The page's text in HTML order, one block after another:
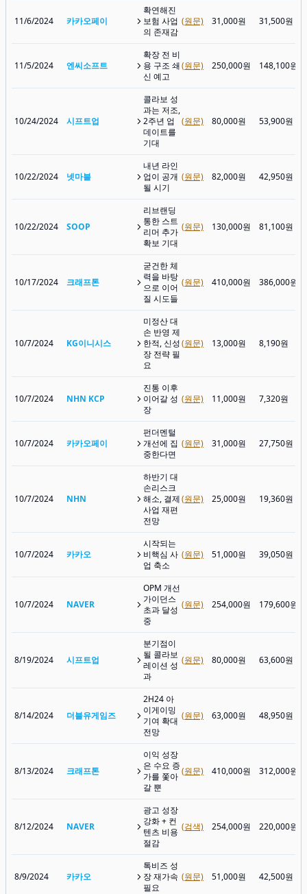
11/6/2024 카카오페이
확연해진
보험 사업
의 존재감
(원문) 31,000원 31,500원
11/5/2024 엔씨소프트
확장 전 비
용 구조 쇄
신 예고
(원문) 250,000원 148,100원
10/24/2024 시프트업
콜라보 성
과는 저조,
2주년 업
데이트를
기대
(원문) 80,000원 53,900원
10/22/2024 넷마블
내년 라인
업이 공개
될 시기
(원문) 82,000원 42,950원
10/22/2024 SOOP
리브랜딩
통한 스트
리머 추가
확보 기대
(원문) 130,000원 81,100원
10/17/2024 크래프톤
굳건한 체
력을 바탕
으로 이어
질 시도들
(원문) 410,000원 386,000원
10/7/2024 KG이니시스
미정산 대
손 반영 제
한적, 신성
장 전략 필
요
(원문) 13,000원 8,190원
10/7/2024 NHN KCP
진통 이후
이어갈 성
장
(원문) 11,000원 7,320원
10/7/2024 카카오페이
펀더멘털
개선에 집
중한다면
(원문) 31,000원 27,750원
10/7/2024 NHN
하반기 대
손리스크
해소, 결제
사업 재편
전망
(원문) 25,000원 19,360원
10/7/2024 카카오
시작되는
비핵심 사
업 축소
(원문) 51,000원 39,050원
10/7/2024 NAVER
OPM 개선
가이던스
초과 달성
중
(원문) 254,000원 179,600원
8/19/2024 시프트업
분기점이
될 콜라보
레이션 성
과
(원문) 80,000원 63,600원
8/14/2024 더블유게임즈
2H24 아
이게이밍
기여 확대
전망
(원문) 63,000원 48,950원
8/13/2024 크래프톤
이익 성장
은 수요 증
가를 쫓아
갈 뿐
(원문) 410,000원 312,000원
8/12/2024 NAVER
광고 성장
강화 + 컨
텐츠 비용
절감
(검색) 254,000원 220,000원
8/9/2024 카카오
톡비즈 성
장 재가속
필요
(원문) 51,000원 42,500원